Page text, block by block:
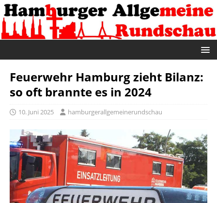
Feuerwehr Hamburg zieht Bilanz:
so oft brannte es in 2024
10. Juni 2025 hamburgerallgemeinerundschau